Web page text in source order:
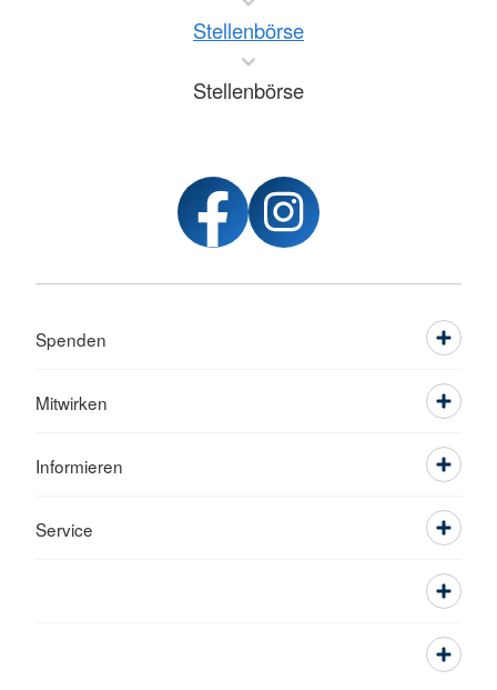
Stellenbörse
Stellenbörse
Spenden
Mitwirken
Informieren
Service